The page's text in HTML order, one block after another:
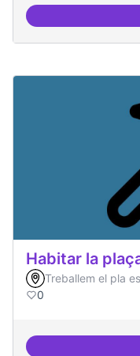
Habitar la
Treballem el pla
0